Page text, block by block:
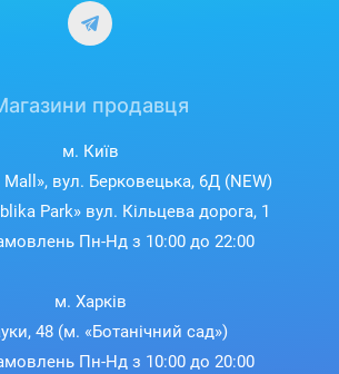
продавця
м. Київ
вул. Берковецька, 6Д (NEW)
Park» вул. Кільцева дорога, 1
Пн-Нд з 10:00 до 22:00
м. Харків
48 (м. «Ботанічний сад»)
Пн-Нд з 10:00 до 20:00